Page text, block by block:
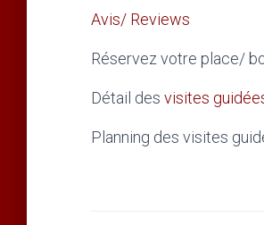
Avis/ Reviews
Réservez votre place/
Détail des visites
Planning des visites